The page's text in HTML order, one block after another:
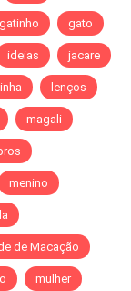
gatinho gato
ideias jacare
lenços
magali
menino
de Macação
mulher